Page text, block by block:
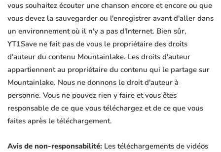
vous souhaitez écouter une chanson encore et encore ou que
vous devez la sauvegarder ou l'enregistrer avant d'aller dans
un environnement où il n'y a pas d'Internet. Bien sûr,
YT1Save ne fait pas de vous le propriétaire des droits
d'auteur du contenu Mountainlake. Les droits d'auteur
appartiennent au propriétaire du contenu qui le partage sur
Mountainlake. Nous ne donnons le droit d'auteur à
personne. Vous ne pouvez rien y faire et vous êtes
responsable de ce que vous téléchargez et de ce que vous
faites après le téléchargement.
Avis de non-responsabilité: Les téléchargements de vidéos